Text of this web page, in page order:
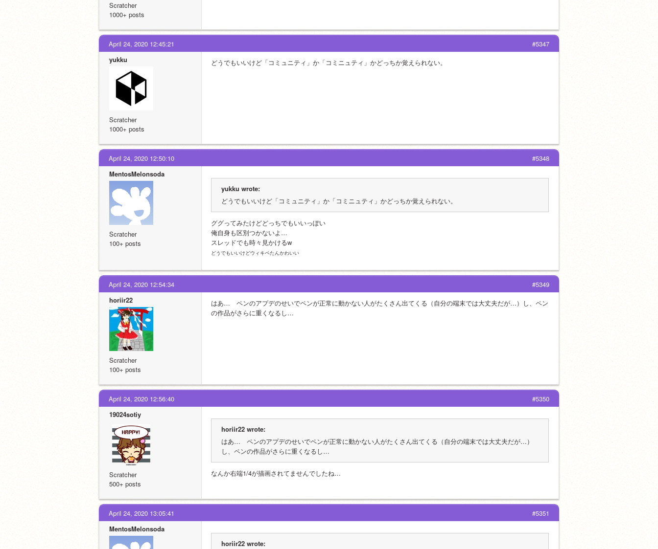
Scratcher
1000+ posts
#5347
April 24, 2020 12:45:21
yukku
Scratcher
1000+ posts
どうでもいいけど「コミュニティ」か「コミニュティ」かどっちか覚えられない。
#5348
April 24, 2020 12:50:10
MentosMelonsoda
Scratcher
100+ posts
yukku wrote:
どうでもいいけど「コミュニティ」か「コミニュティ」かどっちか覚えられない。
ググってみたけどどっちでもいいっぽい
俺自身も区別つかないよ…
スレッドでも時々見かけるw
どうでもいいけどウィキペたんかわいい
#5349
April 24, 2020 12:54:34
horiir22
Scratcher
100+ posts
はあ…　ペンのアプデのせいでペンが正常に動かない人がたくさん出てくる（自分の端末では大丈夫だが…）し、ペン
の作品がさらに重くなるし…
#5350
April 24, 2020 12:56:40
19024sotiy
Scratcher
500+ posts
horiir22 wrote:
はあ…　ペンのアプデのせいでペンが正常に動かない人がたくさん出てくる（自分の端末では大丈夫だが…）
し、ペンの作品がさらに重くなるし…
なんか右端1/4が描画されてませんでしたね…
#5351
April 24, 2020 13:05:41
MentosMelonsoda
horiir22 wrote: